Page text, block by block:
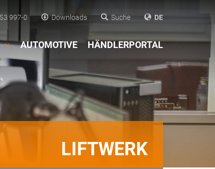
997-0 Downloads Suche DE
AUTOMOTIVE HÄNDLERPORTAL
LIFTWERK